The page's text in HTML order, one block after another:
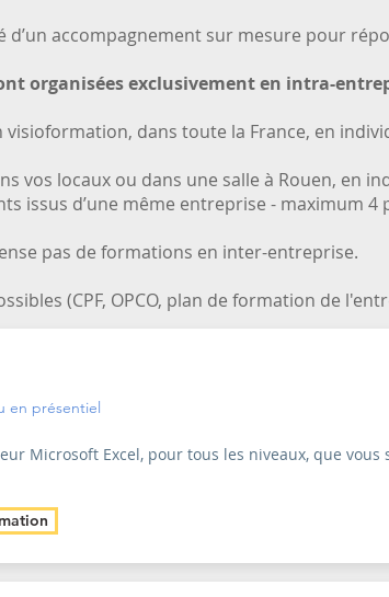
accompagnement sur mesure pour
organisées exclusivement en intra-
visioformation, dans toute la France, en
vos locaux ou dans une salle à Rouen, en
issus d’une même entreprise - maximum 4
pas de formations en inter-entreprise.​
(CPF, OPCO, plan de formation de
en présentiel
Microsoft Excel, pour tous les niveaux, que vous